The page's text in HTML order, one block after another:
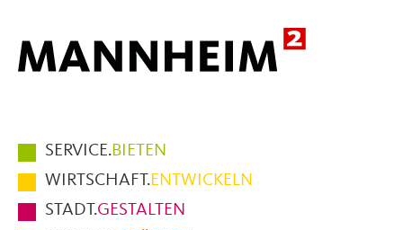
Hauptmenüpunkte
im
Fußbereich
der
SERVICE.BIETEN
WIRTSCHAFT.ENTWICKELN
STADT.GESTALTEN